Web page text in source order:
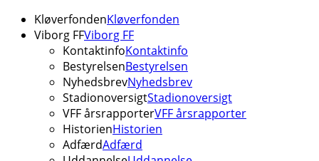
KløverfondenKløverfonden
Viborg FFViborg FF
KontaktinfoKontaktinfo
BestyrelsenBestyrelsen
NyhedsbrevNyhedsbrev
StadionoversigtStadionoversigt
VFF årsrapporterVFF årsrapporter
HistorienHistorien
AdfærdAdfærd